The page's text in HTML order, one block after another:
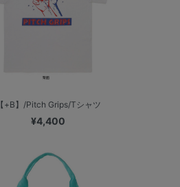
【+B】/Pitch Grips/Tシャツ
¥4,400